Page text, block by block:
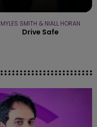
MYLES SMITH & NIALL HORAN
Drive Safe